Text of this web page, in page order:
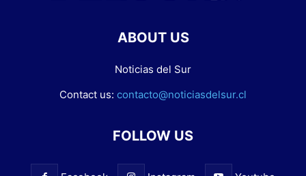
ABOUT US
Noticias del Sur
Contact us: contacto@noticiasdelsur.cl
FOLLOW US